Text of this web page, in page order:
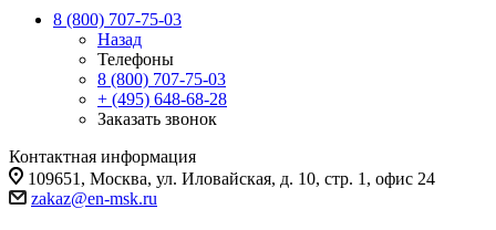
8 (800) 707-75-03
Назад
Телефоны
8 (800) 707-75-03
+ (495) 648-68-28
Заказать звонок
Контактная информация
109651, Москва, ул. Иловайская, д. 10, стр. 1, офис 24
zakaz@en-msk.ru